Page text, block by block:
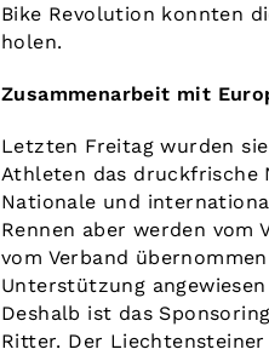
Bike Revolution konnten
holen.
Zusammenarbeit mit
Letzten Freitag wurden
Athleten das druckfrische
Nationale und
Rennen aber werden vom
vom Verband
Unterstützung
Deshalb ist das
Ritter. Der